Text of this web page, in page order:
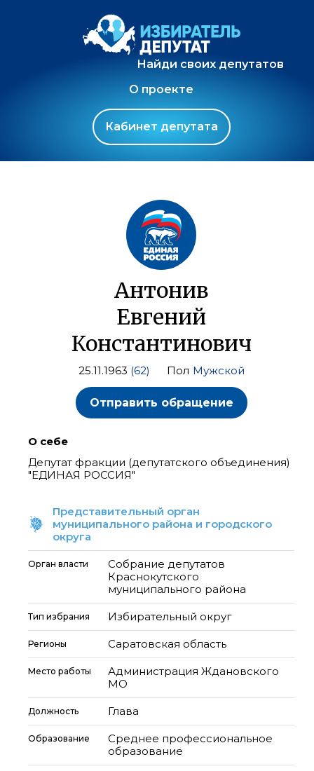
Найди своих депутатов
О проекте
Кабинет депутата
Антонив
Евгений
Константинович
25.11.1963 (62) Пол Мужской
Отправить обращение
О себе
Депутат фракции (депутатского объединения)
"ЕДИНАЯ РОССИЯ"
Представительный орган
муниципального района и городского
округа
Орган власти
Собрание депутатов
Краснокутского
муниципального района
Тип избрания Избирательный округ
Регионы Саратовская область
Место работы
Администрация Ждановского
МО
Должность Глава
Образование
Среднее профессиональное
образование